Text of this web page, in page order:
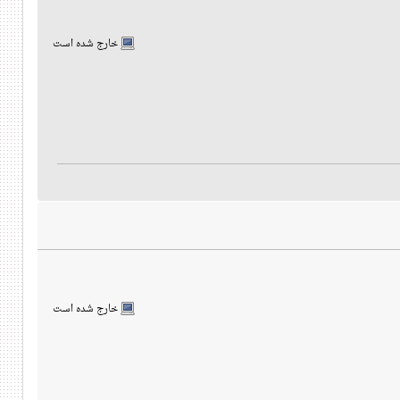
خارج شده است
خارج شده است